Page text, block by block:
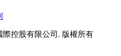
際控股有限公司. 版權所有